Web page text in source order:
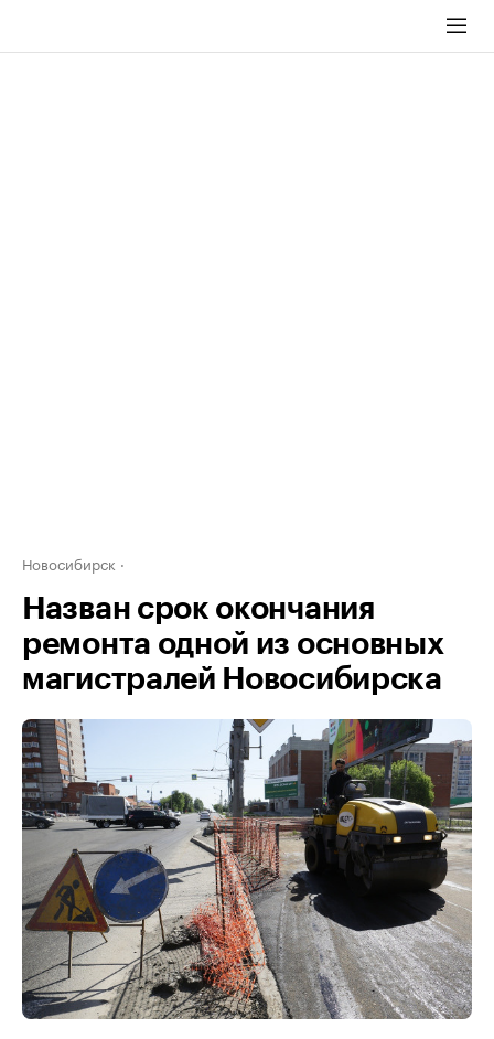
Новосибирск
Назван срок окончания
ремонта одной из основных
магистралей Новосибирска